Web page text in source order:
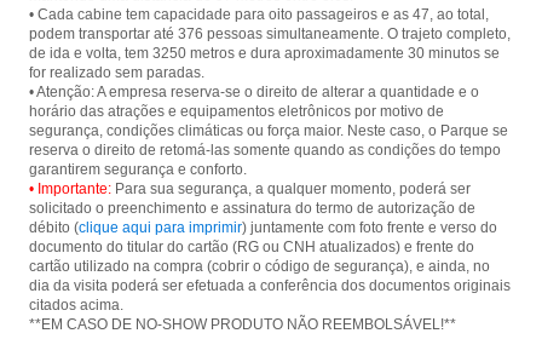
• Cada cabine tem capacidade para oito passageiros e as 47, ao total,
podem transportar até 376 pessoas simultaneamente. O trajeto completo,
de ida e volta, tem 3250 metros e dura aproximadamente 30 minutos se
for realizado sem paradas.
• Atenção: A empresa reserva-se o direito de alterar a quantidade e o
horário das atrações e equipamentos eletrônicos por motivo de
segurança, condições climáticas ou força maior. Neste caso, o Parque se
reserva o direito de retomá-las somente quando as condições do tempo
• Importante: Para sua segurança, a qualquer momento, poderá ser
solicitado o preenchimento e assinatura do termo de autorização de
débito (clique aqui para imprimir) juntamente com foto frente e verso do
documento do titular do cartão (RG ou CNH atualizados) e frente do
cartão utilizado na compra (cobrir o código de segurança), e ainda, no
dia da visita poderá ser efetuada a conferência dos documentos originais
citados acima.
**EM CASO DE NO-SHOW PRODUTO NÃO REEMBOLSÁVEL!**